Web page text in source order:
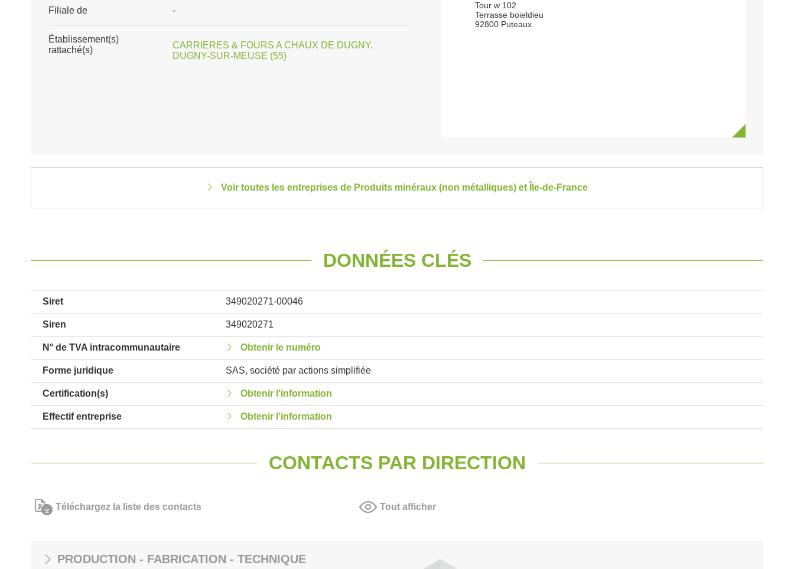
Filiale de -
Établissement(s)
rattaché(s)
CARRIERES & FOURS A CHAUX DE DUGNY,
DUGNY-SUR-MEUSE (55)
Tour w 102
Terrasse boieldieu
92800 Puteaux
Voir toutes les entreprises de Produits minéraux (non métalliques) et Île-de-France
DONNÉES CLÉS
Siret 349020271-00046
Siren 349020271
N° de TVA intracommunautaire Obtenir le numéro
Forme juridique SAS, société par actions simplifiée
Certification(s) Obtenir l'information
Effectif entreprise Obtenir l'information
CONTACTS PAR DIRECTION
Téléchargez la liste des contacts Tout afficher
PRODUCTION - FABRICATION - TECHNIQUE